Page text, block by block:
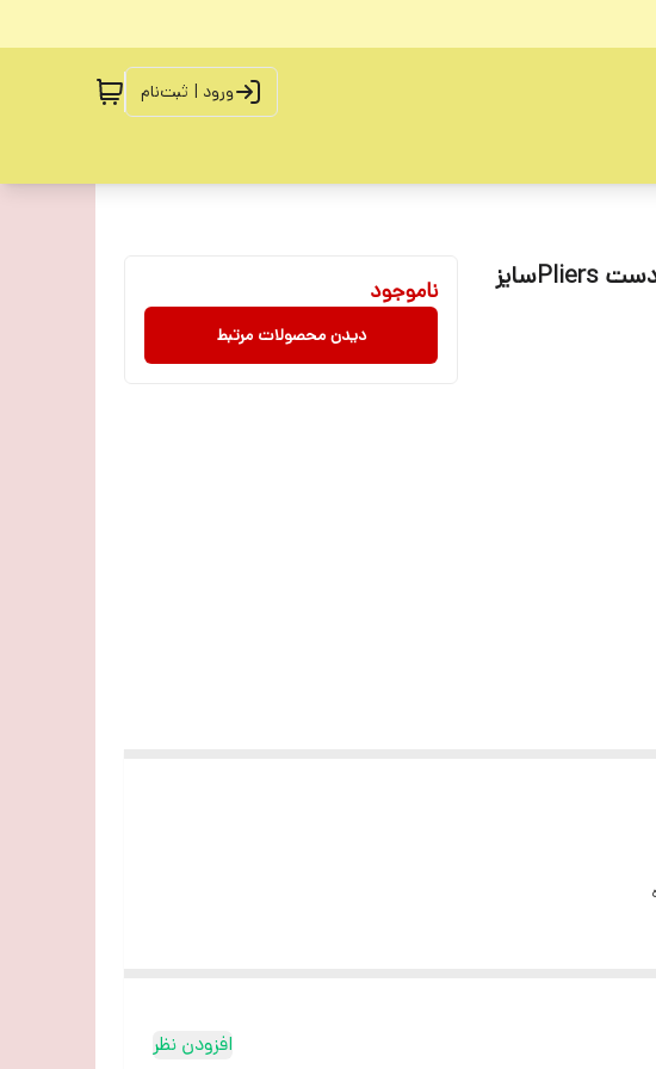
ورود | ثبت‌نام
ست سه عددی ابزار سیم چین ،دم باریک ،انبر دست Pliersسایز
ناموجود
دیدن محصولات مرتبط
افزودن نظر